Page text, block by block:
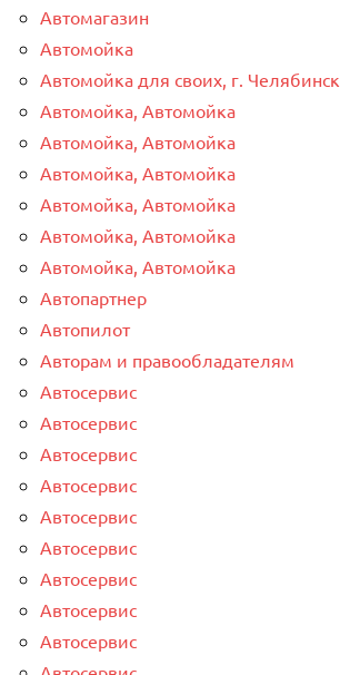
Автомагазин
Автомойка
Автомойка для своих, г. Челябинск
Автомойка, Автомойка
Автомойка, Автомойка
Автомойка, Автомойка
Автомойка, Автомойка
Автомойка, Автомойка
Автомойка, Автомойка
Автопартнер
Автопилот
Авторам и правообладателям
Автосервис
Автосервис
Автосервис
Автосервис
Автосервис
Автосервис
Автосервис
Автосервис
Автосервис